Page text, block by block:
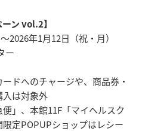
ン vol.2】
2026年1月12日（祝・月）
ー
ドへのチャージや、商品券・
入は対象外
」、本館11F「マイヘルスク
定POPUPショップはレシー